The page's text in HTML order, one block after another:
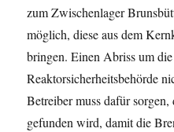
zum Zwischenlager
möglich, diese aus dem
bringen. Einen Abriss um
Reaktorsicherheitsbehörde
Betreiber muss dafür
gefunden wird, damit die